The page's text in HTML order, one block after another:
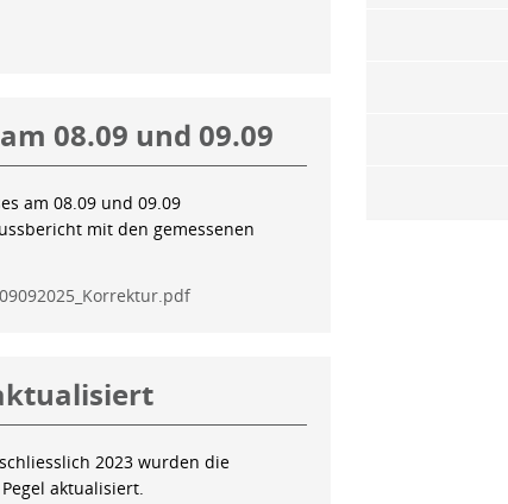
08.09 und 09.09
am 08.09 und 09.09
mit den gemessenen
2023 wurden die
aktualisiert.